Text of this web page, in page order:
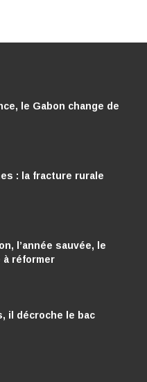
le Gabon change de
: la fracture rurale
l’année sauvée, le
à réformer
il décroche le bac